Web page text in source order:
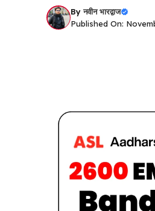
Byनवीन भारद्वाज
Published On: